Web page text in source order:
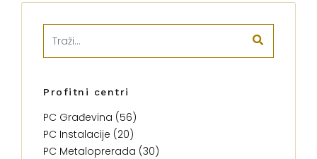
Profitni centri
PC Građevina (56)
PC Instalacije (20)
PC Metaloprerada (30)